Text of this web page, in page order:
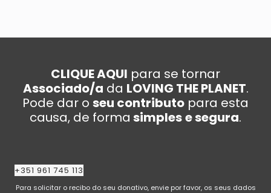
CLIQUE AQUI para se tornar
Associado/a da LOVING THE PLANET.
Pode dar o seu contributo para esta
causa, de forma simplese segura.
+351 961 745 113
Para solicitar o recibo do seu donativo, envie por favor, os seus dados